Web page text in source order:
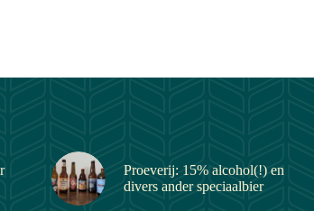
Proeverij: 15% alcohol(!) en
divers ander speciaalbier